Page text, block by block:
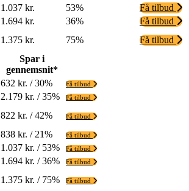
1.037 kr. 53%
Få tilbud
1.694 kr. 36%
Få tilbud
1.375 kr. 75% Få tilbud
Spar i
gennemsnit*
632 kr. / 30% Få tilbud
2.179 kr. / 35% Få tilbud
822 kr. / 42% Få tilbud
838 kr. / 21% Få tilbud
1.037 kr. / 53% Få tilbud
1.694 kr. / 36% Få tilbud
1.375 kr. / 75% Få tilbud